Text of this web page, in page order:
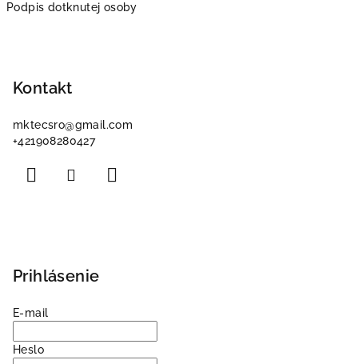
Podpis dotknutej osoby
Kontakt
mktecsro@gmail.com
+421908280427
Prihlásenie
E-mail
Heslo